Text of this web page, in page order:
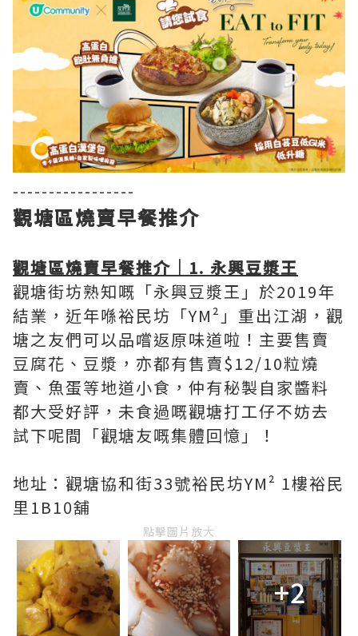
-----------------
觀塘區燒賣早餐推介
觀塘區燒賣早餐推介｜1. 永興豆漿王
觀塘街坊熟知嘅「永興豆漿王」於2019年
結業，近年喺裕民坊「YM²」重出江湖，觀
塘之友們可以品嚐返原味道啦！主要售賣
豆腐花、豆漿，亦都有售賣$12/10粒燒
賣、魚蛋等地道小食，仲有秘製自家醬料
都大受好評，未食過嘅觀塘打工仔不妨去
試下呢間「觀塘友嘅集體回憶」！
地址：觀塘協和街33號裕民坊YM² 1樓裕民
里1B10舖
點擊圖片放大
+2